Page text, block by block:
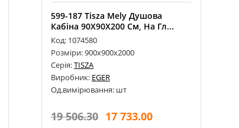
599-187 Tisza Mely Душова
Кабіна 90Х90Х200 См, На Гл...
Код: 1074580
Розміри: 900х900х2000
Серія:TISZA
Виробник: EGER
Од.вимірювання: шт
19 506.30 17 733.00